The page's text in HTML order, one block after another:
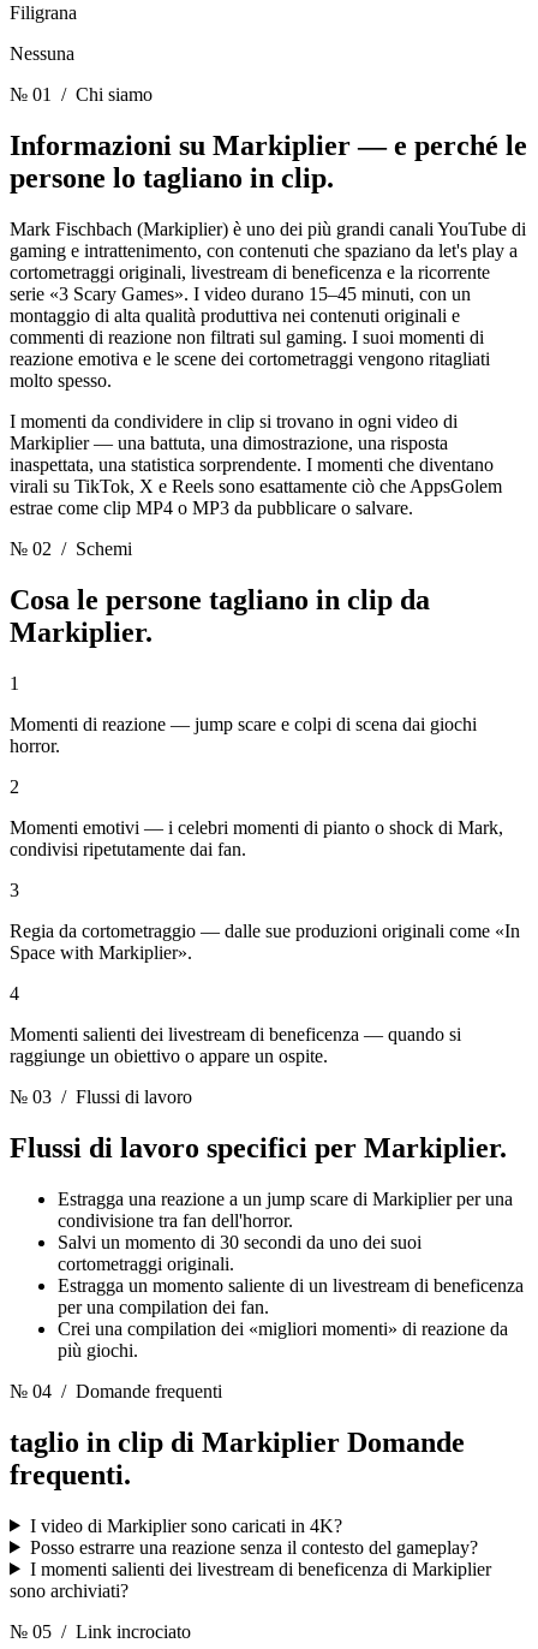
Filigrana
Nessuna
№ 01
/ Chi siamo
Informazioni su Markiplier —e perché le
persone lo tagliano in clip.
Mark Fischbach (Markiplier) è uno dei più grandi canali YouTube di
gaming e intrattenimento, con contenuti che spaziano da let's play a
cortometraggi originali, livestream di beneficenza e la ricorrente
serie «3 Scary Games». I video durano 15–45 minuti, con un
montaggio di alta qualità produttiva nei contenuti originali e
commenti di reazione non filtrati sul gaming. I suoi momenti di
reazione emotiva e le scene dei cortometraggi vengono ritagliati
molto spesso.
I momenti da condividere in clip si trovano in ogni video di
Markiplier — una battuta, una dimostrazione, una risposta
inaspettata, una statistica sorprendente. I momenti che diventano
virali su TikTok, X e Reels sono esattamente ciò che AppsGolem
estrae come clip MP4 o MP3 da pubblicare o salvare.
№ 02 / Schemi
Cosa le persone tagliano in clip da
Markiplier.
1
Momenti di reazione — jump scare e colpi di scena dai giochi
horror.
2
Momenti emotivi — i celebri momenti di pianto o shock di Mark,
condivisi ripetutamente dai fan.
3
Regia da cortometraggio — dalle sue produzioni originali come «In
Space with Markiplier».
4
Momenti salienti dei livestream di beneficenza — quando si
raggiunge un obiettivo o appare un ospite.
№ 03 / Flussi di lavoro
Flussi di lavoro specifici per Markiplier.
Estragga una reazione a un jump scare di Markiplier per una
condivisione tra fan dell'horror.
Salvi un momento di 30 secondi da uno dei suoi
cortometraggi originali.
Estragga un momento saliente di un livestream di beneficenza
per una compilation dei fan.
Crei una compilation dei «migliori momenti» di reazione da
più giochi.
№ 04 / Domande frequenti
taglio in clip di Markiplier Domande
frequenti.
I video di Markiplier sono caricati in 4K?
Posso estrarre una reazione senza il contesto del gameplay?
I momenti salienti dei livestream di beneficenza di Markiplier
sono archiviati?
№ 05 / Link incrociato